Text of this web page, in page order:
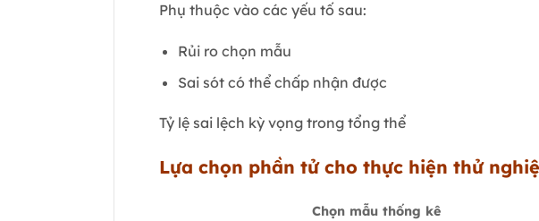
Phụ thuộc vào các yếu tố sau:
Rủi ro chọn mẫu
Sai sót có thể chấp nhận được
Tỷ lệ sai lệch kỳ vọng trong tổng thể
Lựa chọn phần tử cho thực hiện thử
Chọn mẫu thống kê